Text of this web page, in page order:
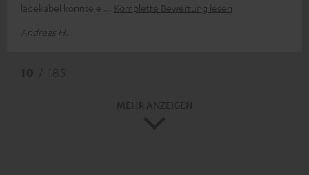
ladekabel könnte e
Komplette Bewertung lesen
Andreas H.